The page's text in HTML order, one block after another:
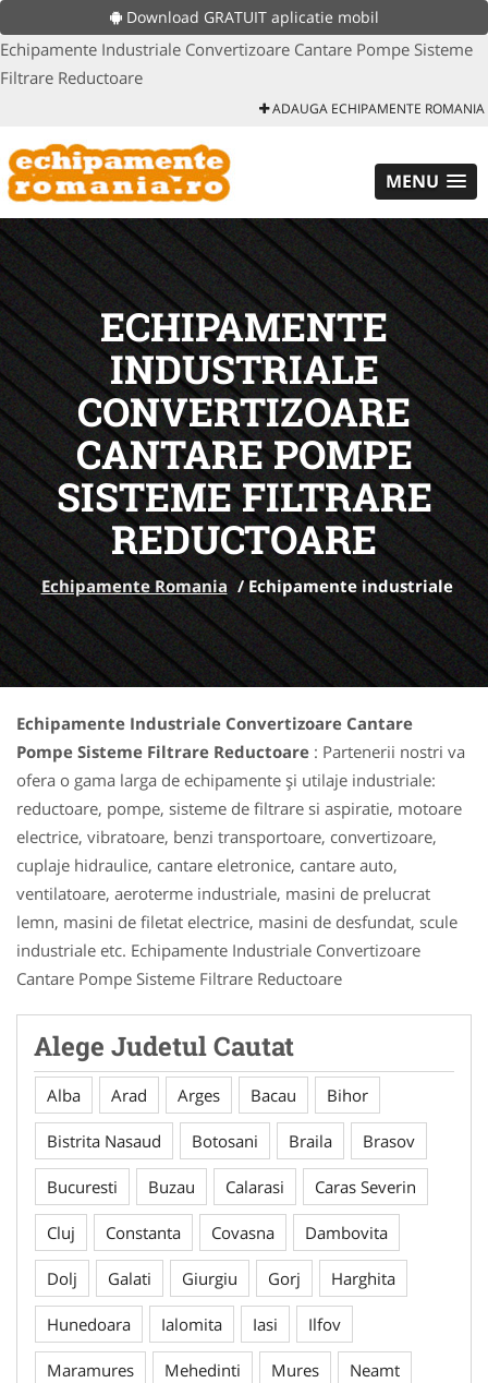
Download GRATUIT aplicatie mobil
Echipamente Industriale Convertizoare Cantare Pompe Sisteme
Filtrare Reductoare
ADAUGA ECHIPAMENTE ROMANIA
MENU
ECHIPAMENTE
INDUSTRIALE
CONVERTIZOARE
CANTARE POMPE
SISTEME FILTRARE
REDUCTOARE
Echipamente Romania /Echipamente industriale
Echipamente Industriale Convertizoare Cantare
Pompe Sisteme Filtrare Reductoare : Partenerii nostri va
ofera o gama larga de echipamente și utilaje industriale:
reductoare, pompe, sisteme de filtrare si aspiratie, motoare
electrice, vibratoare, benzi transportoare, convertizoare,
cuplaje hidraulice, cantare eletronice, cantare auto,
ventilatoare, aeroterme industriale, masini de prelucrat
lemn, masini de filetat electrice, masini de desfundat, scule
industriale etc. Echipamente Industriale Convertizoare
Cantare Pompe Sisteme Filtrare Reductoare
Alege Judetul Cautat
Alba Arad Arges Bacau Bihor
Bistrita Nasaud Botosani Braila Brasov
Bucuresti Buzau Calarasi Caras Severin
Cluj Constanta Covasna Dambovita
Dolj Galati Giurgiu Gorj Harghita
Hunedoara Ialomita Iasi Ilfov
Maramures Mehedinti Mures Neamt